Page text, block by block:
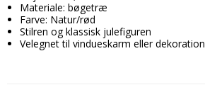
Materiale: bøgetræ
Farve: Natur/rød
Stilren og klassisk julefiguren
Velegnet til vindueskarm eller dekoration